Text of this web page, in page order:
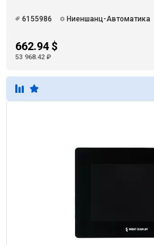
6155986 Ниеншанц-Автоматика
662.94 $
53 968.42 ₽